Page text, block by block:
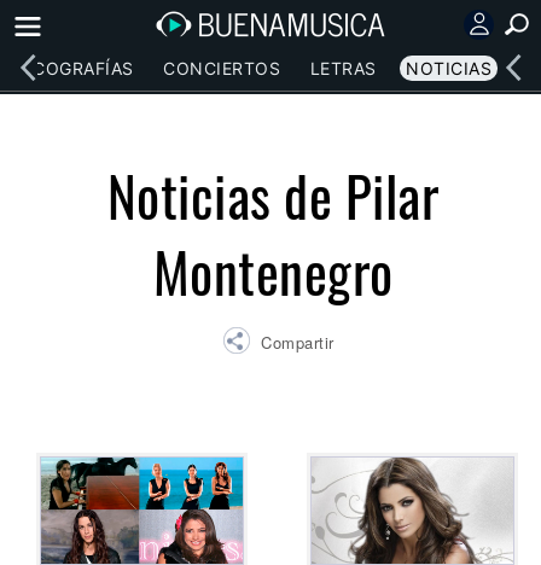
DISCOGRAFÍAS CONCIERTOS LETRAS NOTICIAS
Noticias de Pilar
Montenegro
Compartir